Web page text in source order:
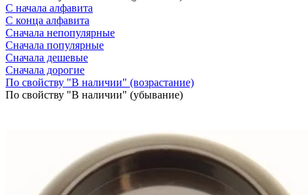
С начала алфавита
С конца алфавита
Сначала непопулярные
Сначала популярные
Сначала дешевые
Сначала дорогие
По свойству "В наличии" (возрастание)
По свойству "В наличии" (убывание)